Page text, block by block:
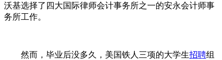
沃基选择了四大国际律师会计事务所之一的安永会计师事
务所工作。
然而，毕业后没多久，美国铁人三项的大学生招聘组